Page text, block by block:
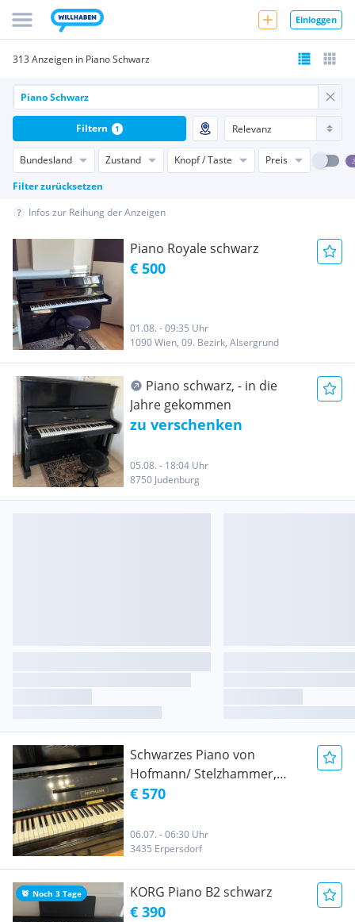
Einloggen
313 Anzeigen in Piano Schwarz
Bundesland Zustand Knopf / Taste
Preis
Filter zurücksetzen
Filtern 1
Infos zur Reihung der Anzeigen
Piano Royale schwarz
€ 500
01.08. - 09:35 Uhr
1090 Wien, 09. Bezirk, Alsergrund
Piano schwarz, - in die
Jahre gekommen
zu verschenken
05.08. - 18:04 Uhr
8750 Judenburg
Schwarzes Piano von
Hofmann/ Stelzhammer,
Klavier
€ 570
06.07. - 06:30 Uhr
3435 Erpersdorf
Noch 3 Tage KORG Piano B2 schwarz
€ 390